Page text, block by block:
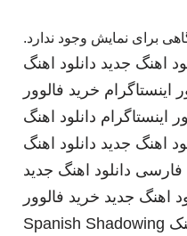
برای نمایش وجود ندارد.
اهنگ جدید دانلود اهنگ
اینستاگرام خرید فالوور
اینستاگرام دانلود اهنگ
اهنگ جدید دانلود اهنگ
فارسی دانلود اهنگ جدید
اهنگ جدید خرید فالوور
Spanish Shadowing